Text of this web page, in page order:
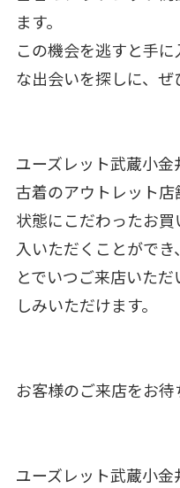
ます。
この機会を逃すと手
な出会いを探しに、ぜ
ユーズレット武蔵小
古着のアウトレット店
状態にこだわったお
入いただくことがで
とでいつご来店いた
しみいただけます。
お客様のご来店をお待
ユーズレット武蔵小金